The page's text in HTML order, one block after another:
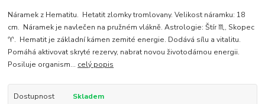
Náramek z Hematitu. Hetatit zlomky tromlovany. Velikost náramku: 18
cm. Náramek je navlečen na pružném vlákně. Astrologie: Štír ♏, Skopec
♈. Hematit je základní kámen zemité energie. Dodává sílu a vitalitu.
Pomáhá aktivovat skryté rezervy, nabrat novou životodárnou energii.
Posiluje organism... celý popis
Dostupnost Skladem